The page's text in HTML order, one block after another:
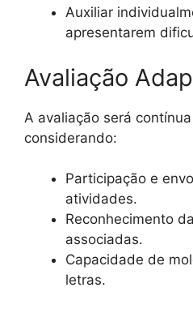
Auxiliar
apresentarem
Avaliação
A avaliação será
considerando:
Participação e
atividades.
Reconhecimento
associadas.
Capacidade de
letras.